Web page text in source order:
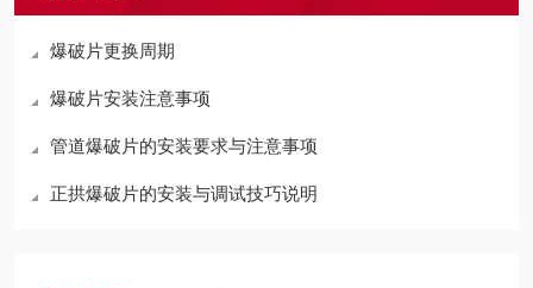
爆破片更换周期
爆破片安装注意事项
管道爆破片的安装要求与注意事项
正拱爆破片的安装与调试技巧说明